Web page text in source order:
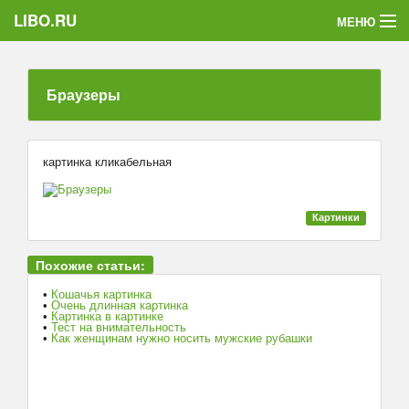
LIBO.RU МЕНЮ
Голосования
Букофки
Браузеры
картинка кликабельная
Картинки
Похожие статьи:
• Кошачья картинка
• Очень длинная картинка
• Картинка в картинке
• Тест на внимательность
• Как женщинам нужно носить мужские рубашки